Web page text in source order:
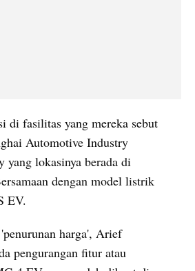
di fasilitas yang mereka sebut
Automotive Industry
lokasinya berada di
dengan model listrik
EV.
harga', Arief
pengurangan fitur atau